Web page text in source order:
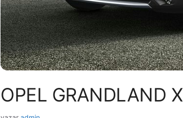
OPEL GRANDLAND X